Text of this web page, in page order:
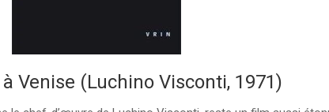
Venise (Luchino Visconti, 1971)